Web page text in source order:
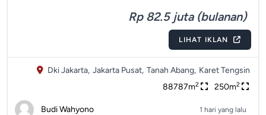
Rp 82.5 juta (bulanan)
LIHAT IKLAN
Dki Jakarta, Jakarta Pusat, Tanah Abang, Karet Tengsin
88787m2 250m2
Budi Wahyono 1 hari yang lalu